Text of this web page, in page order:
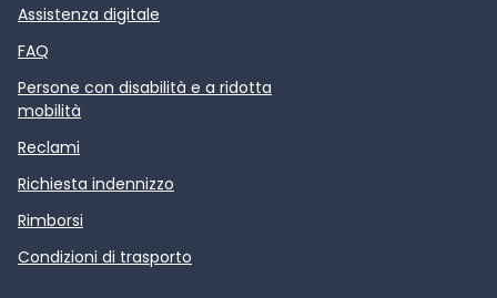
Assistenza digitale
FAQ
Persone con disabilità e a ridotta
mobilità
Reclami
Richiesta indennizzo
Rimborsi
Condizioni di trasporto